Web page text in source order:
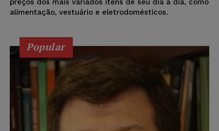
preços dos mais variados itens de seu dia a dia, como
alimentação, vestuário e eletrodomésticos.
Popular